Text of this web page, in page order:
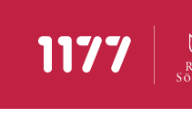
Till startsidan för 1177